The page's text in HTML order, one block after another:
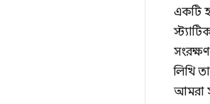
একটি
লিখি
আমরা